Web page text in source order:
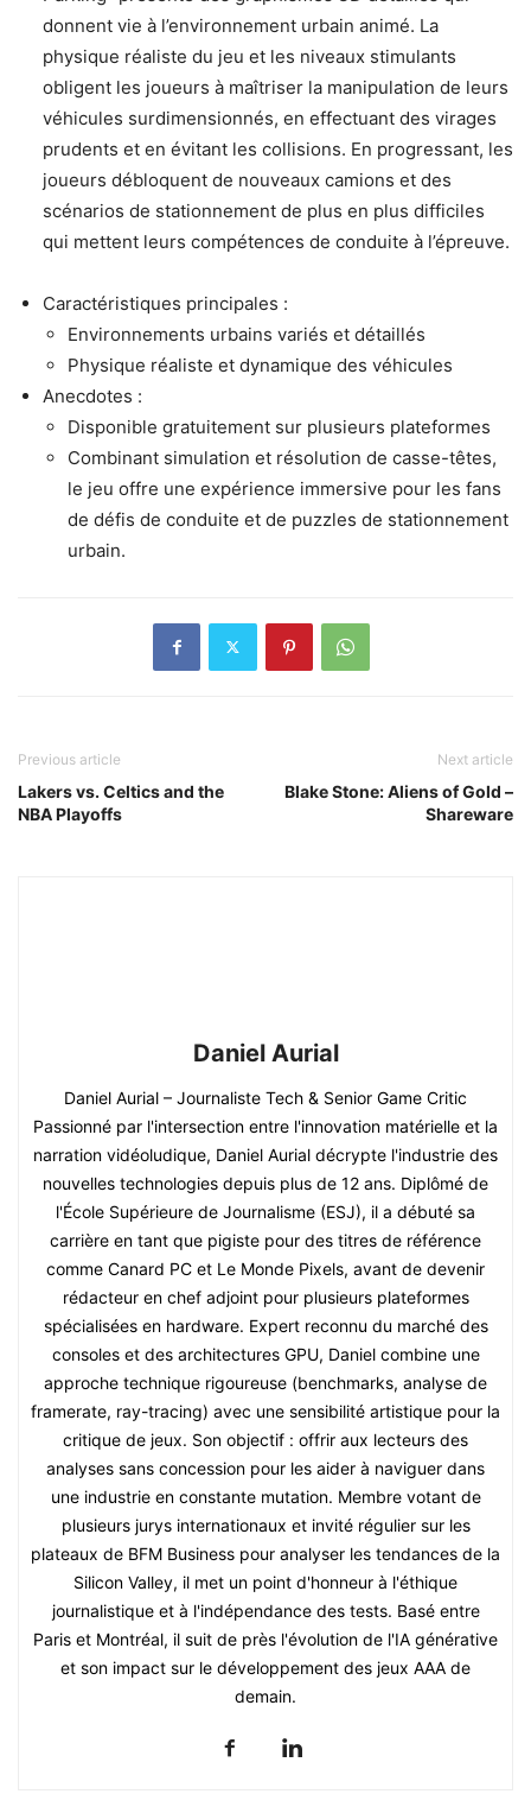
donnent vie à l’environnement urbain animé. La
physique réaliste du jeu et les niveaux stimulants
obligent les joueurs à maîtriser la manipulation de leurs
véhicules surdimensionnés, en effectuant des virages
prudents et en évitant les collisions. En progressant, les
joueurs débloquent de nouveaux camions et des
scénarios de stationnement de plus en plus difficiles
qui mettent leurs compétences de conduite à l’épreuve.
Caractéristiques principales :
Environnements urbains variés et détaillés
Physique réaliste et dynamique des véhicules
Anecdotes :
Disponible gratuitement sur plusieurs plateformes
Combinant simulation et résolution de casse-têtes,
le jeu offre une expérience immersive pour les fans
de défis de conduite et de puzzles de stationnement
urbain.
Previous article
Lakers vs. Celtics and the
NBA Playoffs
Next article
Blake Stone: Aliens of Gold –
Shareware
Daniel Aurial
Daniel Aurial – Journaliste Tech & Senior Game Critic
Passionné par l'intersection entre l'innovation matérielle et la
narration vidéoludique, Daniel Aurial décrypte l'industrie des
nouvelles technologies depuis plus de 12 ans. Diplômé de
l'École Supérieure de Journalisme (ESJ), il a débuté sa
carrière en tant que pigiste pour des titres de référence
comme Canard PC et Le Monde Pixels, avant de devenir
rédacteur en chef adjoint pour plusieurs plateformes
spécialisées en hardware. Expert reconnu du marché des
consoles et des architectures GPU, Daniel combine une
approche technique rigoureuse (benchmarks, analyse de
framerate, ray-tracing) avec une sensibilité artistique pour la
critique de jeux. Son objectif : offrir aux lecteurs des
analyses sans concession pour les aider à naviguer dans
une industrie en constante mutation. Membre votant de
plusieurs jurys internationaux et invité régulier sur les
plateaux de BFM Business pour analyser les tendances de la
Silicon Valley, il met un point d'honneur à l'éthique
journalistique et à l'indépendance des tests. Basé entre
Paris et Montréal, il suit de près l'évolution de l'IA générative
et son impact sur le développement des jeux AAA de
demain.